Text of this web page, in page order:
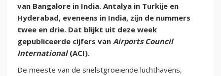
van Bangalore in India. Antalya in Turkije en
Hyderabad, eveneens in India, zijn de nummers
twee en drie. Dat blijkt uit deze week
gepubliceerde cijfers van Airports Council
International(ACI).
De meeste van de snelstgroeiende luchthavens,